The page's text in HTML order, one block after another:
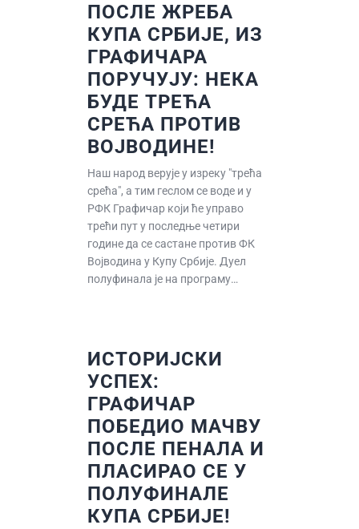
ПОСЛЕ ЖРЕБА
КУПА СРБИЈЕ, ИЗ
ГРАФИЧАРА
ПОРУЧУЈУ: НЕКА
БУДЕ ТРЕЋА
СРЕЋА ПРОТИВ
ВОЈВОДИНЕ!
Наш народ верује у изреку "трећа
срећа", а тим геслом се воде и у
РФК Графичар који ће управо
трећи пут у последње четири
године да се састане против ФК
Војводина у Купу Србије. Дуел
полуфинала је на програму…
ИСТОРИЈСКИ
УСПЕХ:
ГРАФИЧАР
ПОБЕДИО МАЧВУ
ПОСЛЕ ПЕНАЛА И
ПЛАСИРАО СЕ У
ПОЛУФИНАЛЕ
КУПА СРБИЈЕ!